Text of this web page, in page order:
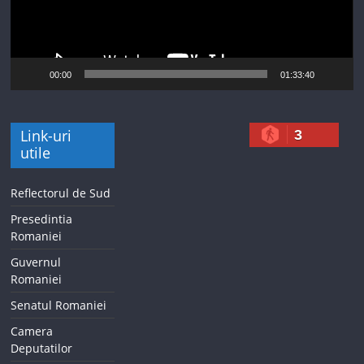
00:00 01:33:40
Link-uri
utile
Reflectorul de Sud
Presedintia
Romaniei
Guvernul
Romaniei
Senatul Romaniei
Camera
Deputatilor
3